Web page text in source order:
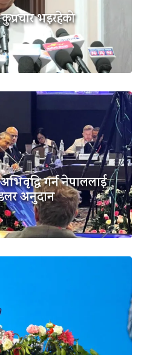
भइरहेको
गर्न नेपाललाई
अनुदान